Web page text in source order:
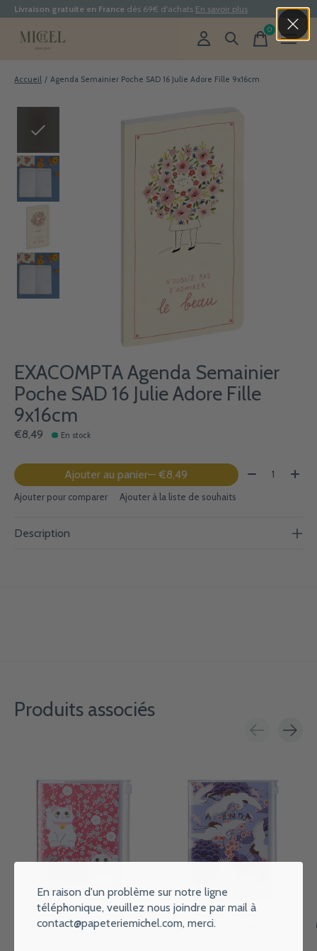
Livraison gratuite en France dès 69€ d'achats En savoir plus
0items
Accueil / Agenda Semainier Poche SAD 16 Julie Adore Fille 9x16cm
EXACOMPTA Agenda Semainier
Poche SAD 16 Julie Adore Fille
9x16cm
€8,49 En stock
Ajouter au panier — €8,49 Quantité:
Ajouter pour comparer Ajouter à la liste de souhaits
Description
Produits associés
MARK'S EUROPE Agenda sept
MARK'S EUROPE Agenda sept
En raison d'un problème sur notre ligne
téléphonique, veuillez nous joindre par mail à
contact@papeteriemichel.com, merci.